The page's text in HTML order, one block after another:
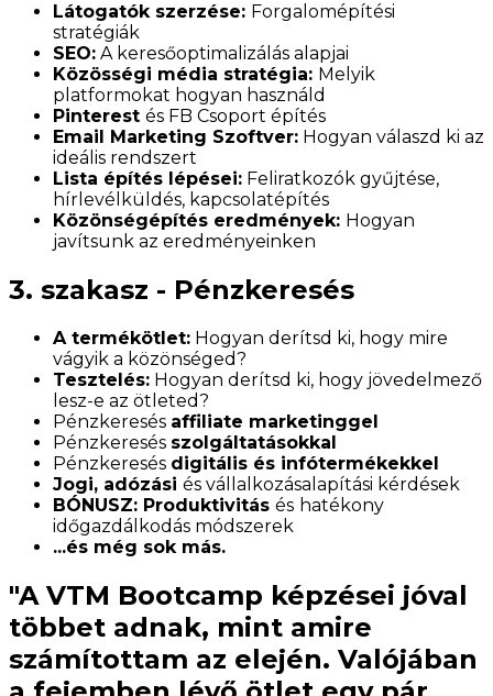
Látogatók szerzése: Forgalomépítési
stratégiák
SEO: A keresőoptimalizálás alapjai
Közösségi média stratégia: Melyik
platformokat hogyan használd
Pinterest és FB Csoport építés
Email Marketing Szoftver: Hogyan válaszd ki az
ideális rendszert
Lista építés lépései: Feliratkozók gyűjtése,
hírlevélküldés, kapcsolatépítés
Közönségépítés eredmények: Hogyan
javítsunk az eredményeinken
3. szakasz - Pénzkeresés
A termékötlet: Hogyan derítsd ki, hogy mire
vágyik a közönséged?
Tesztelés: Hogyan derítsd ki, hogy jövedelmező
lesz-e az ötleted?
Pénzkeresés affiliate marketinggel
Pénzkeresés szolgáltatásokkal
Pénzkeresés digitális és infótermékekkel
Jogi, adózási és vállalkozásalapítási kérdések
BÓNUSZ: Produktivitás és hatékony
időgazdálkodás módszerek
...és még sok más.
"A VTM Bootcamp képzései jóval
többet adnak, mint amire
számítottam az elején. Valójában